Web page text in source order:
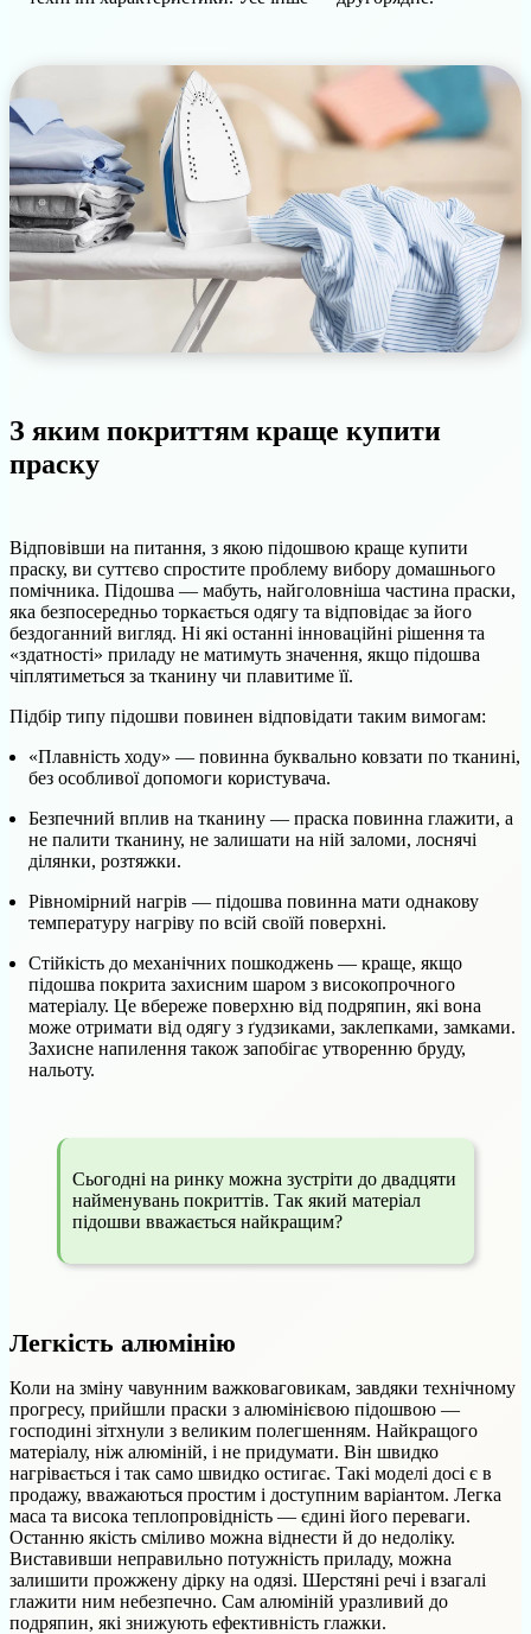
З яким покриттям краще купити
праску
Відповівши на питання, з якою підошвою краще купити
праску, ви суттєво спростите проблему вибору домашнього
помічника. Підошва — мабуть, найголовніша частина праски,
яка безпосередньо торкається одягу та відповідає за його
бездоганний вигляд. Ні які останні інноваційні рішення та
«здатності» приладу не матимуть значення, якщо підошва
чіплятиметься за тканину чи плавитиме її.
Підбір типу підошви повинен відповідати таким вимогам:
«Плавність ходу» — повинна буквально ковзати по тканині,
без особливої допомоги користувача.
Безпечний вплив на тканину — праска повинна глажити, а
не палити тканину, не залишати на ній заломи, лоснячі
ділянки, розтяжки.
Рівномірний нагрів — підошва повинна мати однакову
температуру нагріву по всій своїй поверхні.
Стійкість до механічних пошкоджень — краще, якщо
підошва покрита захисним шаром з високопрочного
матеріалу. Це вбереже поверхню від подряпин, які вона
може отримати від одягу з ґудзиками, заклепками, замками.
Захисне напилення також запобігає утворенню бруду,
нальоту.
Сьогодні на ринку можна зустріти до двадцяти
найменувань покриттів. Так який матеріал
підошви вважається найкращим?
Легкість алюмінію
Коли на зміну чавунним важковаговикам, завдяки технічному
прогресу, прийшли праски з алюмінієвою підошвою —
господині зітхнули з великим полегшенням. Найкращого
матеріалу, ніж алюміній, і не придумати. Він швидко
нагрівається і так само швидко остигає. Такі моделі досі є в
продажу, вважаються простим і доступним варіантом. Легка
маса та висока теплопровідність — єдині його переваги.
Останню якість сміливо можна віднести й до недоліку.
Виставивши неправильно потужність приладу, можна
залишити прожжену дірку на одязі. Шерстяні речі і взагалі
глажити ним небезпечно. Сам алюміній уразливий до
подряпин, які знижують ефективність глажки.